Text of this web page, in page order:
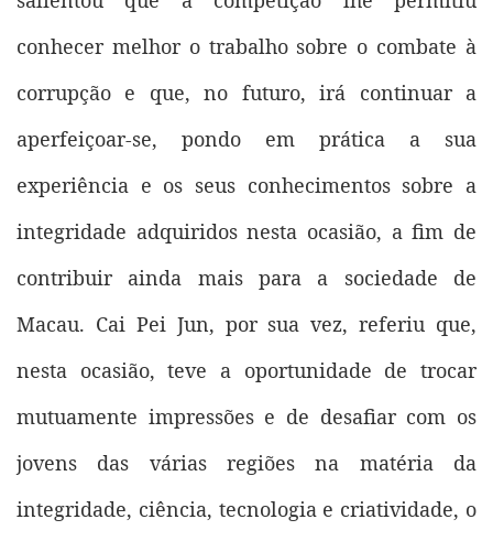
conhecer melhor o trabalho sobre o combate à
corrupção e que, no futuro, irá continuar a
aperfeiçoar-se, pondo em prática a sua
experiência e os seus conhecimentos sobre a
integridade adquiridos nesta ocasião, a fim de
contribuir ainda mais para a sociedade de
Macau. Cai Pei Jun, por sua vez, referiu que,
nesta ocasião, teve a oportunidade de trocar
mutuamente impressões e de desafiar com os
jovens das várias regiões na matéria da
integridade, ciência, tecnologia e criatividade, o